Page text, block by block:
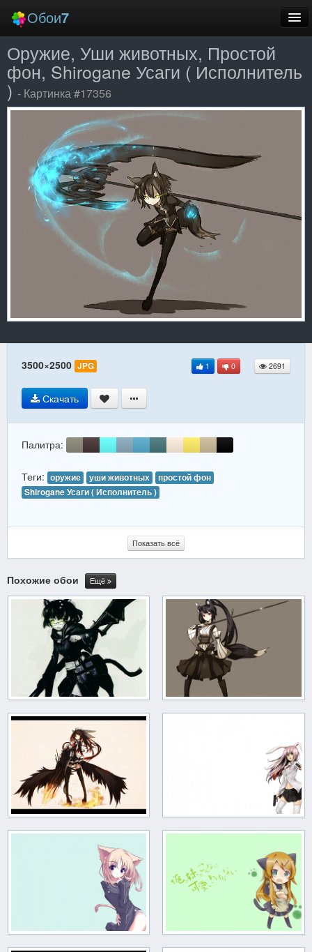
Обои7
Новые
Лучшие
Случайные
Заставки
Оружие, Уши животных, Простой
фон, Shirogane Усаги ( Исполнитель
)- Картинка #17356
3500×2500 JPG 1 0 2691
Скачать
Палитра:
Теги: оружие уши животных
простой фон
Shirogane Усаги ( Исполнитель )
Показать всё
Похожие обои Ещё